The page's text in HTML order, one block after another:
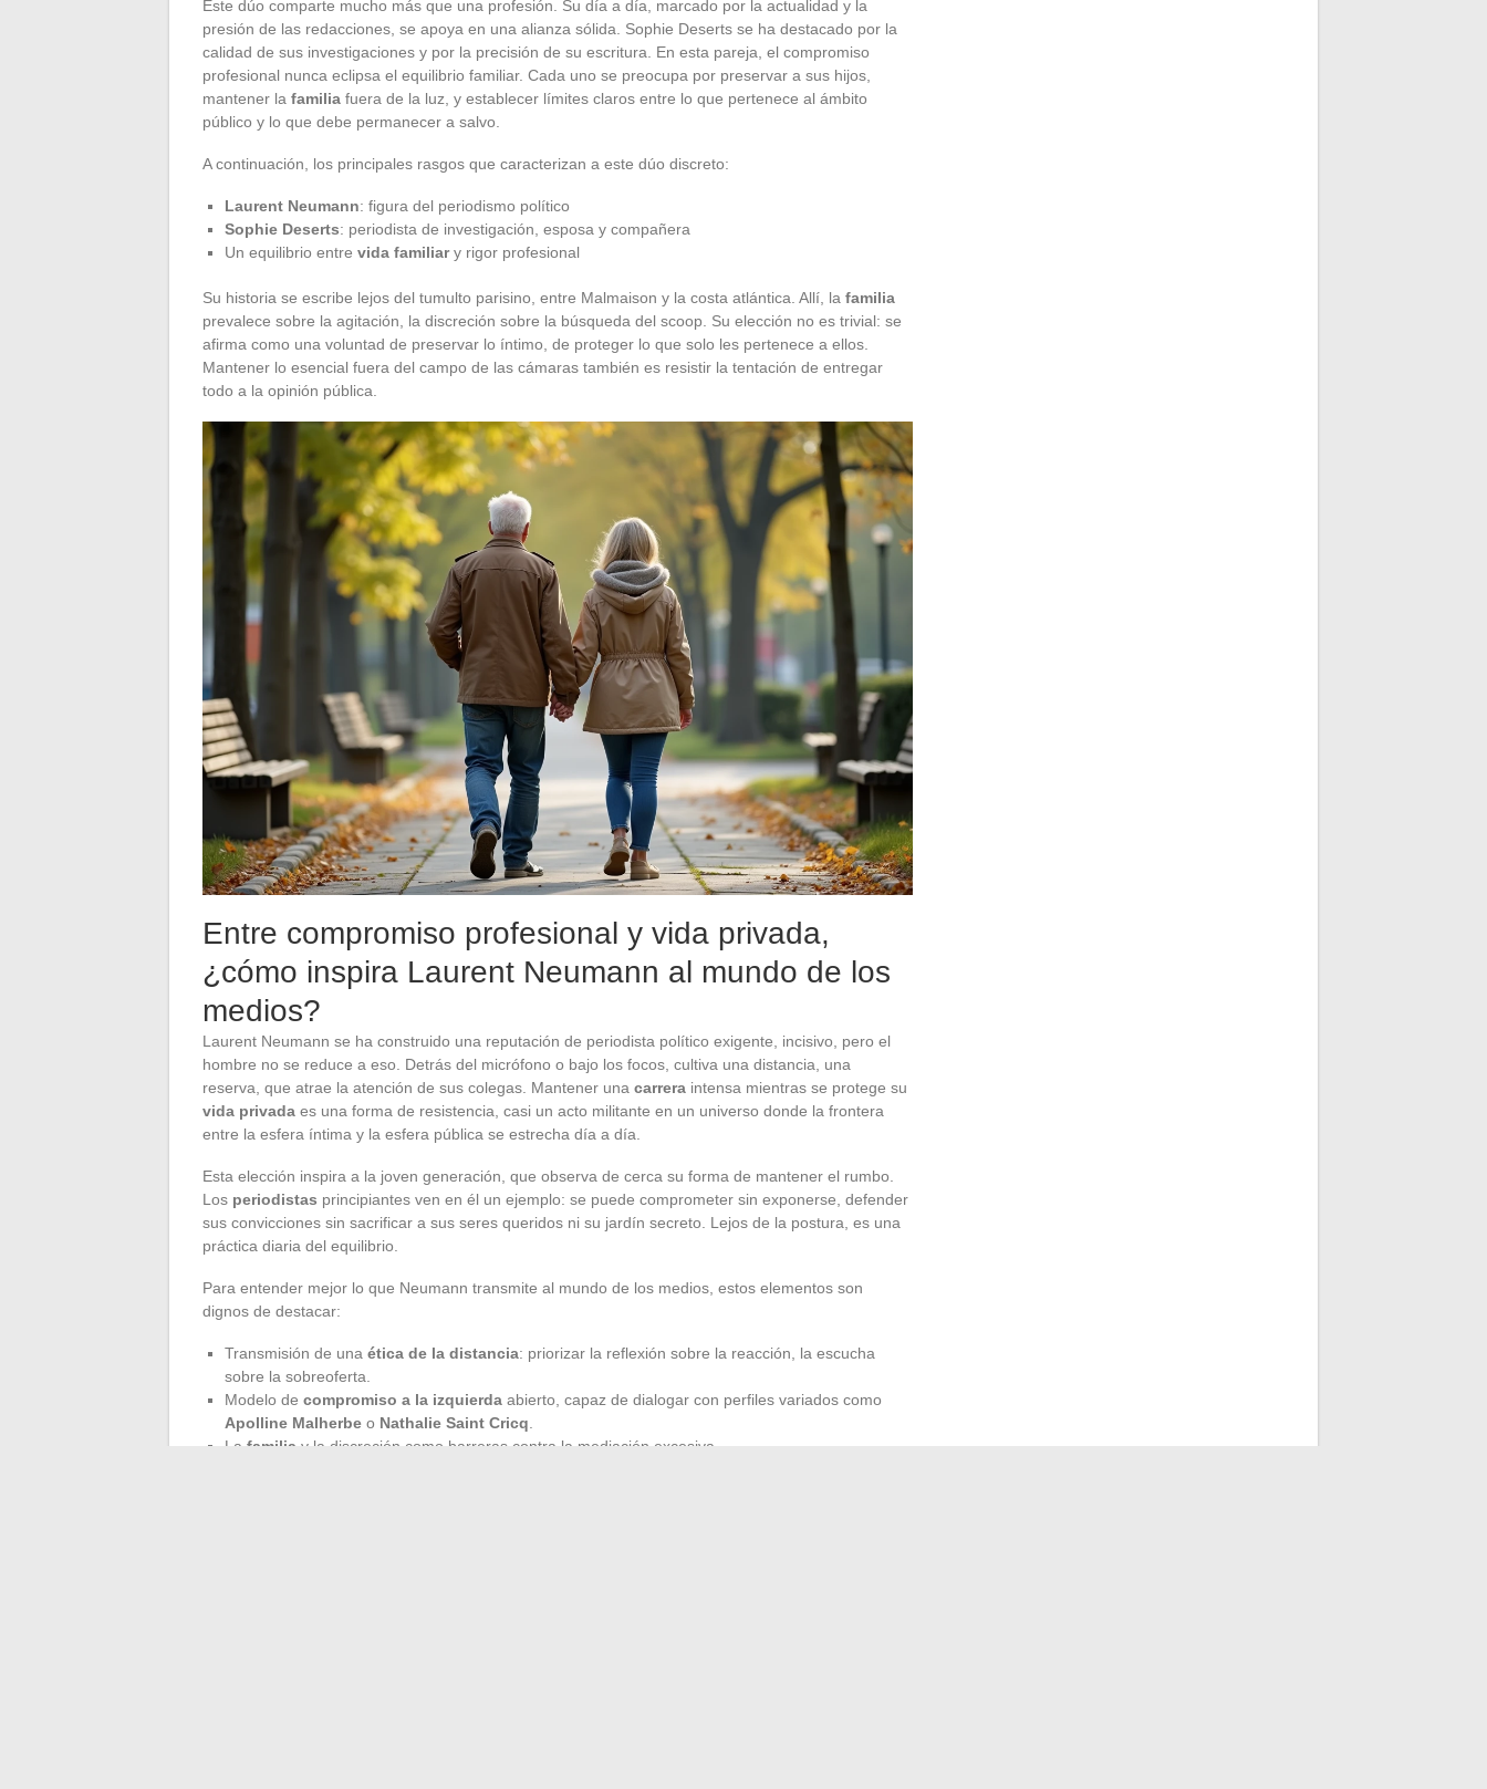
Este dúo comparte mucho más que una profesión. Su día a día, marcado por la actualidad y la
presión de las redacciones, se apoya en una alianza sólida. Sophie Deserts se ha destacado por la
calidad de sus investigaciones y por la precisión de su escritura. En esta pareja, el compromiso
profesional nunca eclipsa el equilibrio familiar. Cada uno se preocupa por preservar a sus hijos,
mantener la familia fuera de la luz, y establecer límites claros entre lo que pertenece al ámbito
público y lo que debe permanecer a salvo.
A continuación, los principales rasgos que caracterizan a este dúo discreto:
Laurent Neumann: figura del periodismo político
Sophie Deserts: periodista de investigación, esposa y compañera
Un equilibrio entre vida familiary rigor profesional
Su historia se escribe lejos del tumulto parisino, entre Malmaison y la costa atlántica. Allí, la familia
prevalece sobre la agitación, la discreción sobre la búsqueda del scoop. Su elección no es trivial: se
afirma como una voluntad de preservar lo íntimo, de proteger lo que solo les pertenece a ellos.
Mantener lo esencial fuera del campo de las cámaras también es resistir la tentación de entregar
todo a la opinión pública.
Entre compromiso profesional y vida privada,
¿cómo inspira Laurent Neumann al mundo de los
medios?
Laurent Neumann se ha construido una reputación de periodista político exigente, incisivo, pero el
hombre no se reduce a eso. Detrás del micrófono o bajo los focos, cultiva una distancia, una
reserva, que atrae la atención de sus colegas. Mantener una carrera intensa mientras se protege su
vida privada es una forma de resistencia, casi un acto militante en un universo donde la frontera
entre la esfera íntima y la esfera pública se estrecha día a día.
Esta elección inspira a la joven generación, que observa de cerca su forma de mantener el rumbo.
Los periodistas principiantes ven en él un ejemplo: se puede comprometer sin exponerse, defender
sus convicciones sin sacrificar a sus seres queridos ni su jardín secreto. Lejos de la postura, es una
práctica diaria del equilibrio.
Para entender mejor lo que Neumann transmite al mundo de los medios, estos elementos son
dignos de destacar:
Transmisión de una ética de la distancia: priorizar la reflexión sobre la reacción, la escucha
sobre la sobreoferta.
Modelo de compromiso a la izquierda abierto, capaz de dialogar con perfiles variados como
Apolline Malherbe o Nathalie Saint Cricq
La familia y la discreción como barreras contra la mediación excesiva.